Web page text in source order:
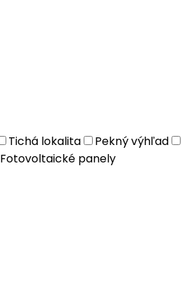
Tichá lokalita Pekný výhľad
Fotovoltaické panely